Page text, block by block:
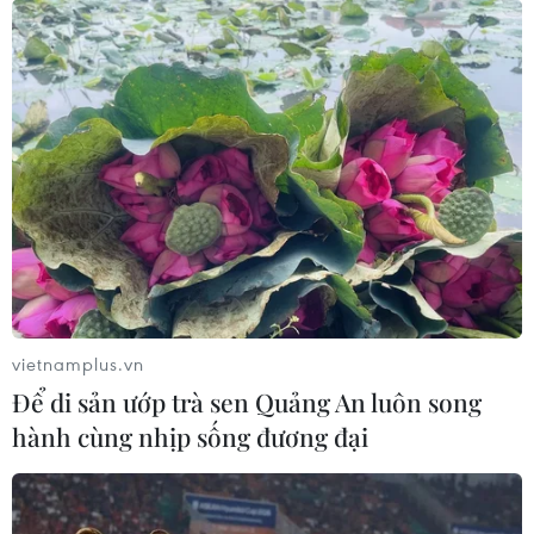
vietnamplus.vn
Để di sản ướp trà sen Quảng An luôn song
hành cùng nhịp sống đương đại